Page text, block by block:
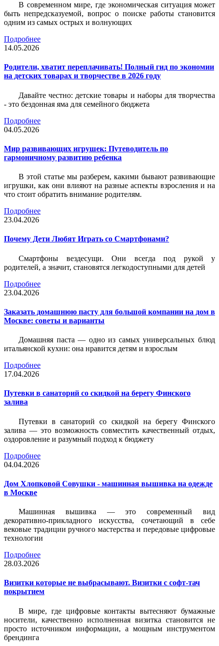
В современном мире, где экономическая ситуация может
быть непредсказуемой, вопрос о поиске работы становится
одним из самых острых и волнующих
Подробнее
14.05.2026
Родители, хватит переплачивать! Полный гид по экономии
на детских товарах и творчестве в 2026 году
Давайте честно: детские товары и наборы для творчества
- это бездонная яма для семейного бюджета
Подробнее
04.05.2026
Мир развивающих игрушек: Путеводитель по
гармоничному развитию ребенка
В этой статье мы разберем, какими бывают развивающие
игрушки, как они влияют на разные аспекты взросления и на
что стоит обратить внимание родителям.
Подробнее
23.04.2026
Почему Дети Любят Играть со Смартфонами?
Смартфоны вездесущи. Они всегда под рукой у
родителей, а значит, становятся легкодоступными для детей
Подробнее
23.04.2026
Заказать домашнюю пасту для большой компании на дом в
Москве: советы и варианты
Домашняя паста — одно из самых универсальных блюд
итальянской кухни: она нравится детям и взрослым
Подробнее
17.04.2026
Путевки в санаторий со скидкой на берегу Финского
залива
Путевки в санаторий со скидкой на берегу Финского
залива — это возможность совместить качественный отдых,
оздоровление и разумный подход к бюджету
Подробнее
04.04.2026
Дом Хлопковой Совушки - машинная вышивка на одежде
в Москве
Машинная вышивка — это современный вид
декоративно-прикладного искусства, сочетающий в себе
вековые традиции ручного мастерства и передовые цифровые
технологии
Подробнее
28.03.2026
Визитки которые не выбрасывают. Визитки с софт-тач
покрытием
В мире, где цифровые контакты вытесняют бумажные
носители, качественно исполненная визитка становится не
просто источником информации, а мощным инструментом
брендинга